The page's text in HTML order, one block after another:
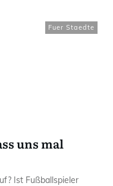
Fuer Staedte
uns mal
Ist Fußballspieler